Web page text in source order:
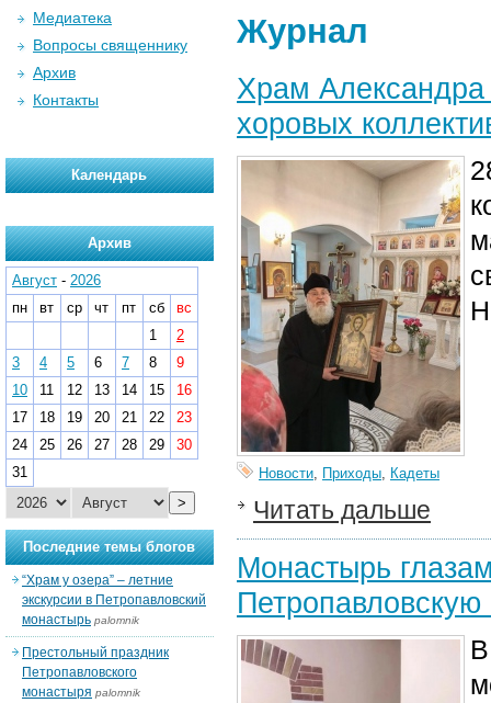
Журнал
Храм Александра
хоровых
Новости, Приходы, Кадеты
Читать дальше
Монастырь
Петропавловскую
Медиатека
Вопросы священнику
Архив
Контакты
Календарь
Архив
Август - 2026
пн
вт ср чт пт сб
вс
1
2
3
4 5 6 7 8
9
10
11 12 13 14 15
16
17
18 19 20 21 22
23
24
25 26 27 28 29
30
31
>
Последние темы блогов
“Храм у озера” – летние
экскурсии в Петропавловский
монастырь palomnik
Престольный праздник
Петропавловского
монастыря palomnik